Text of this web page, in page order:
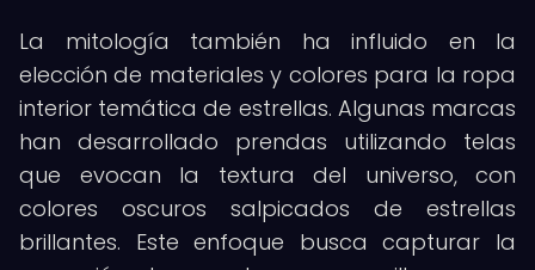
La mitología también ha influido en la
elección de materiales y colores para la ropa
interior temática de estrellas. Algunas marcas
han desarrollado prendas utilizando telas
que evocan la textura del universo, con
colores oscuros salpicados de estrellas
brillantes. Este enfoque busca capturar la